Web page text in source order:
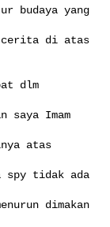
budaya yang
cerita di atas
dlm
saya Imam
atas
spy tidak ada
dimakan